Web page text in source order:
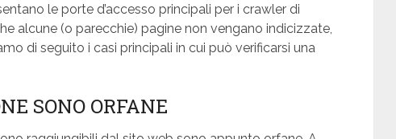
le porte d’accesso principali per i crawler di
alcune (o parecchie) pagine non vengano indicizzate,
di seguito i casi principali in cui può verificarsi una
SONO ORFANE